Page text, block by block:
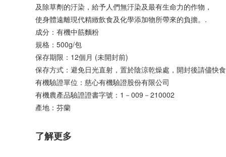
及除草劑的汙染，給予人們無汙染及最有生命力的作物，
使身體遠離現代精緻飲食及化學添加物所帶來的負擔。.
成分：有機中筋麵粉
規格：500g/包
保存期限：12個月 (未開封前)
保存方式：避免日光直射，置於陰涼乾燥處，開封後請儘快
有機驗證單位：慈心有機驗證股份有限公司
有機農產品驗證證書字號：1－009－210002
產地：芬蘭
了解更多